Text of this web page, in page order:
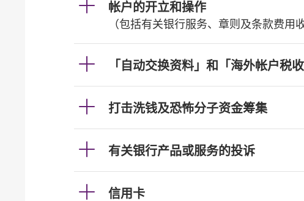
帐户的开立和操作
（包括有关银行服务、章则及条款费用
「自动交换资料」和「海外帐户税
打击洗钱及恐怖分子资金筹集
有关银行产品或服务的投诉
信用卡